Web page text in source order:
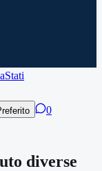
Stati
0
diverse